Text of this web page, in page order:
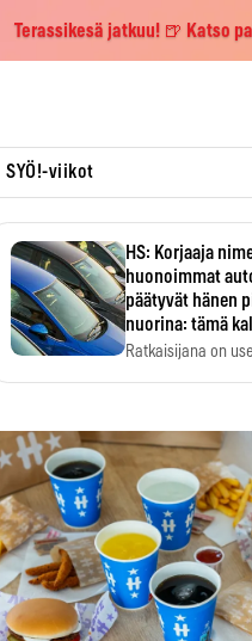
Terassikesä jatkuu! 🍺 Katso
SYÖ!-viikot
HS: Korjaaja
huonoimmat
päätyvät hänen
nuorina: tämä
Ratkaisijana on